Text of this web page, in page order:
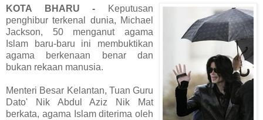
KOTA BHARU -
Keputusan
penghibur terkenal dunia, Michael
Jackson, 50 menganut agama
Islam baru-baru ini membuktikan
agama berkenaan benar dan
bukan rekaan manusia.
Menteri Besar Kelantan, Tuan Guru
Dato' Nik Abdul Aziz Nik Mat
berkata, agama Islam diterima oleh